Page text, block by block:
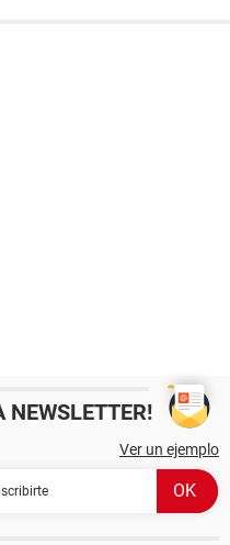
NEWSLETTER!
Ver un ejemplo